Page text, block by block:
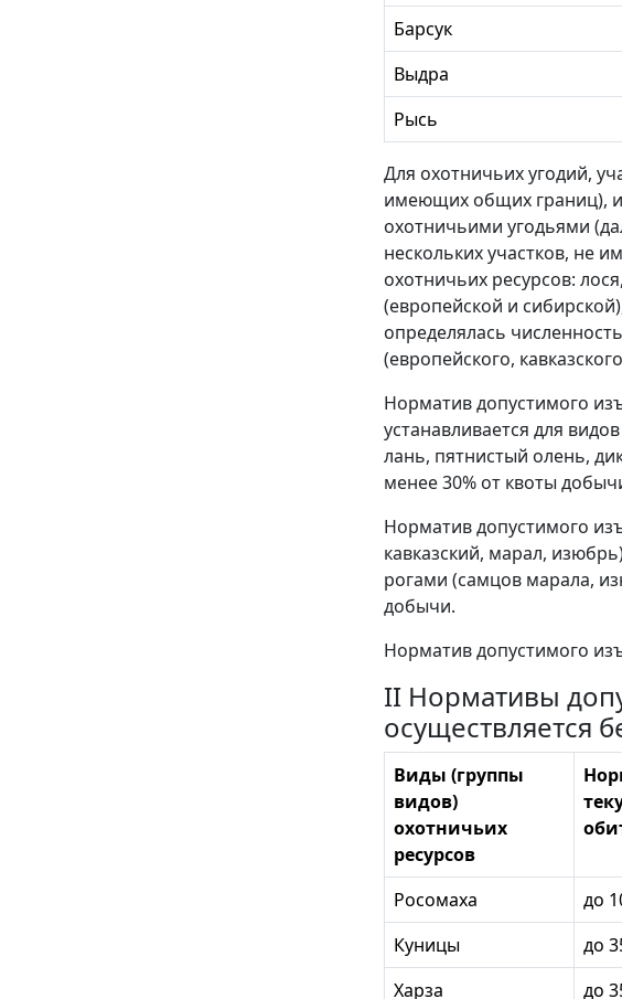
Барсук
Выдра
Рысь
Для охотничьих угодий,
имеющих общих границ),
охотничьими угодьями
нескольких участков, не
охотничьих ресурсов:
(европейской и
определялась
(европейского,
Норматив допустимого
устанавливается для
лань, пятнистый олень,
менее 30% от квоты
Норматив допустимого
кавказский, марал,
рогами (самцов марала,
добычи.
Норматив допустимого
II Нормативы
осуществляется
Виды (группы
видов)
охотничьих
ресурсов
Росомаха
до
Куницы
до
Харза
до